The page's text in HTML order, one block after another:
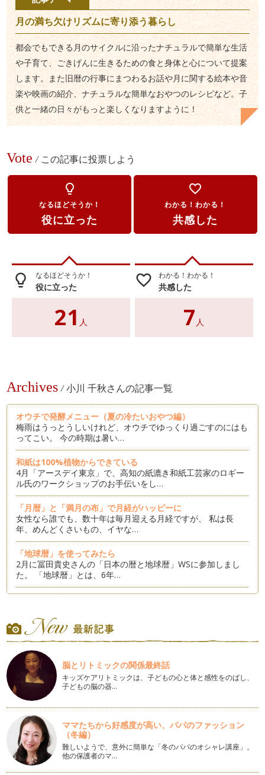
月の満ち欠けリズムに寄り添う暮らし
都会でもできる月のサイクルに沿ったナチュラルで簡単な生活
や子育て、ごきげんに生きるための食と身体と心について提案
します。また旧暦の行事にまつわるお話や月に関する絵本や音
楽や映画の紹介、ナチュラルな簡単なおやつのレシピなど。子
供と一緒の日々がもっと楽しくなりますように！
Vote / この記事に投票しよう
lightbulb_outline
なるほどそうか！
役に立った
favorite_border
わかる！わかる！
共感した
lightbulb_outline なるほどそうか！
役に立った
21 人
favorite_border わかる！わかる！
共感した
7 人
Archives / 小川 千秋さんの記事一覧
オウチで発酵メニュー（夏の冷たいおやつ編）
梅雨はうっとうしいけれど、オウチでゆっくり過ごすのにはも
ってこい。 今の時期は暑い…
和紙は100%植物からできている
4月「アースデイ東京」で、高知の紙漉き和紙工芸家のロギー
ル氏のワークショップのお手伝いをし…
「月暦」と「満月の布」で月経がハッピーに
女性なら誰でも、数十年は毎月迎える月経ですが、 私は長
年、めんどくさいもの、イヤな…
「地球暦」を使ってみたら
2月に冨田貴史さんの「日本の暦と地球暦」WSに参加しまし
た。 「地球暦」とは、6年…
ざいます。今年もどうぞ…
レモングラスで草木染め
昨年「最終回」と書きましたが、これからは月1回のペースで
再開させていただくことになりました…
ブルームーンに寄せて
ブルームーンって言っても月が青くなるわけではありません。
1ヵ月に2回満月がある時…
自宅で水中出産したときのこと
一人息子は自宅で水中出産したんです。 今回はその時のこと
を思い出してみようと思いま…
脳とリトミックの関係最終話
キッズケアリトミックは、子どもの心と体と感性をのばし、
子どもの脳の器…
ママたちから好感度が高い、パパのファッション
（冬編）
難しいようで、意外に簡単な「冬のパパのオシャレ講座」。
他の保護者のマ…